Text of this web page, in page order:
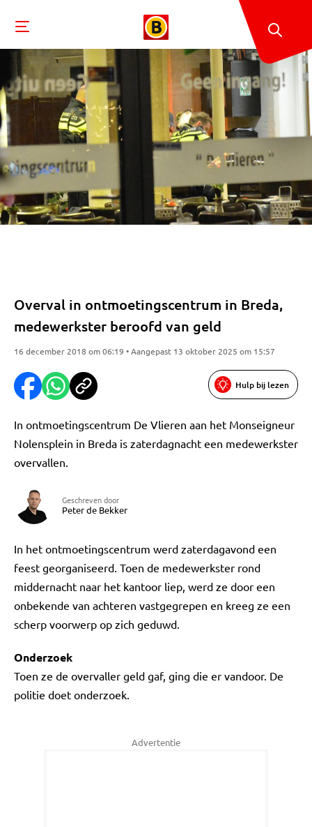
Overval in ontmoetingscentrum in Breda,
medewerkster beroofd van geld
16 december 2018 om 06:19 • Aangepast 13 oktober 2025 om 15:57
Hulp bij lezen
In ontmoetingscentrum De Vlieren aan het Monseigneur
Nolensplein in Breda is zaterdagnacht een medewerkster
overvallen.
Geschreven door
Peter de Bekker
In het ontmoetingscentrum werd zaterdagavond een
feest georganiseerd. Toen de medewerkster rond
middernacht naar het kantoor liep, werd ze door een
onbekende van achteren vastgegrepen en kreeg ze een
scherp voorwerp op zich geduwd.
Onderzoek
Toen ze de overvaller geld gaf, ging die er vandoor. De
politie doet onderzoek.
Advertentie